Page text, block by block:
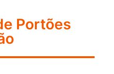
Portões